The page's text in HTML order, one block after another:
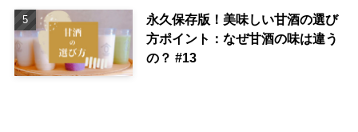
永久保存版！美味しい甘酒の選び
方ポイント：なぜ甘酒の味は違う
の？ #13